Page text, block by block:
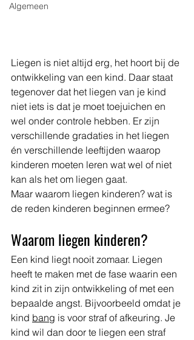
Algemeen
Liegen is niet altijd erg, het hoort bij de
ontwikkeling van een kind. Daar staat
tegenover dat het liegen van je kind
niet iets is dat je moet toejuichen en
wel onder controle hebben. Er zijn
verschillende gradaties in het liegen
én verschillende leeftijden waarop
kinderen moeten leren wat wel of niet
kan als het om liegen gaat.
Maar waarom liegen kinderen? wat is
de reden kinderen beginnen ermee?
Waarom liegen kinderen?
Een kind liegt nooit zomaar. Liegen
heeft te maken met de fase waarin een
kind zit in zijn ontwikkeling of met een
bepaalde angst. Bijvoorbeeld omdat je
kind bang is voor straf of afkeuring. Je
kind wil dan door te liegen een straf